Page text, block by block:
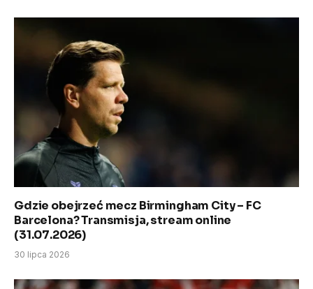
Gdzie obejrzeć mecz Birmingham City – FC
Barcelona? Transmisja, stream online
(31.07.2026)
30 lipca 2026